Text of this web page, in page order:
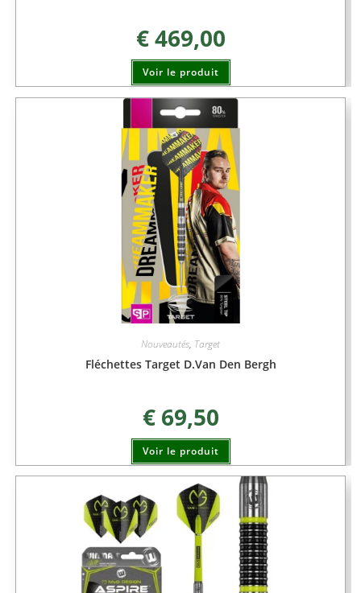
€469,00
Voir le produit
Nouveautés, Target
Fléchettes Target D.Van Den Bergh
€69,50
Voir le produit